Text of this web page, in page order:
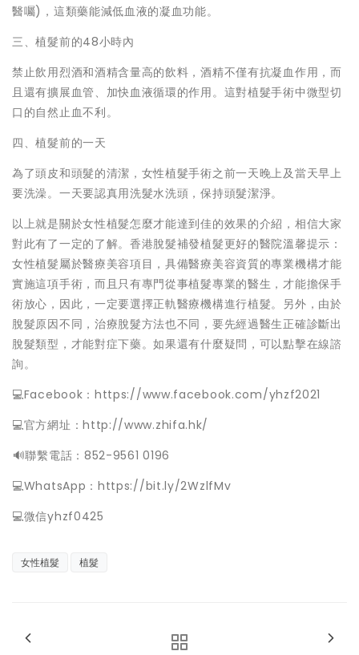
醫囑)，這類藥能減低血液的凝血功能。
三、植髮前的48小時內
禁止飲用烈酒和酒精含量高的飲料，酒精不僅有抗凝血作用，而
且還有擴展血管、加快血液循環的作用。這對植髮手術中微型切
口的自然止血不利。
四、植髮前的一天
為了頭皮和頭髮的清潔，女性植髮手術之前一天晚上及當天早上
要洗澡。一天要認真用洗髮水洗頭，保持頭髮潔淨。
以上就是關於女性植髮怎麼才能達到佳的效果的介紹，相信大家
對此有了一定的了解。香港脫髮補發植髮更好的醫院溫馨提示：
女性植髮屬於醫療美容項目，具備醫療美容資質的專業機構才能
實施這項手術，而且只有專門從事植髮專業的醫生，才能擔保手
術放心，因此，一定要選擇正軌醫療機構進行植髮。另外，由於
脫髮原因不同，治療脫髮方法也不同，要先經過醫生正確診斷出
脫髮類型，才能對症下藥。如果還有什麼疑問，可以點擊在線諮
詢。
💻Facebook：https://www.facebook.com/yhzf2021
💻官方網址：http://www.zhifa.hk/
️🔊聯繫電話：852-9561 0196
💻WhatsApp：https://bit.ly/2WzlfMv
💻微信yhzf0425
女性植髮 植髮